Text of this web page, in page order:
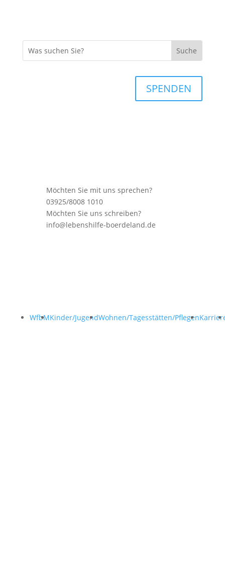
SPENDEN
Möchten Sie mit uns sprechen?
03925/8008 1010
Möchten Sie uns schreiben?
info@lebenshilfe-boerdeland.de
WfbMKinder/JugendWohnen/Tagesstätten/Pflegen